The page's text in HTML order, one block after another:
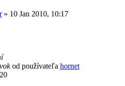
» 10 Jan 2010, 10:17
od používateľa hornet